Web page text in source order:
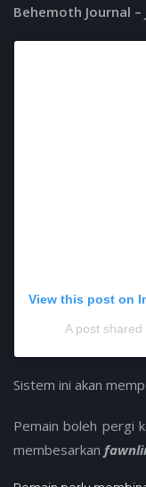
Behemoth Journal
View this post on
A post
Sistem ini akan
Pemain boleh pergi
membesarkan